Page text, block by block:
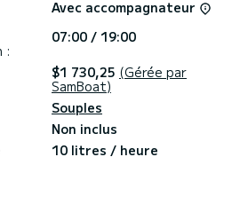
Avec accompagnateur
:
07:00 / 19:00
$1 730,25 (Gérée par
SamBoat)
Souples
Non inclus
10 litres / heure